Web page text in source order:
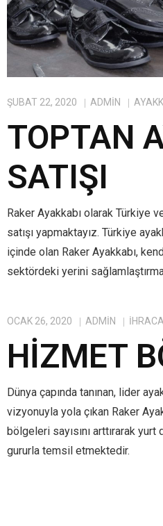
ŞUBAT 22, 2020 ADMIN
TOPTAN
SATIŞI
Raker Ayakkabı olarak Türkiye
satışı yapmaktayız. Türkiye
içinde olan Raker Ayakkabı,
sektördeki yerini
OCAK 26, 2020 ADMIN
HIZMET
Dünya çapında tanınan, lider
vizyonuyla yola çıkan Raker
bölgeleri sayısını arttırarak yurt
gururla temsil etmektedir.